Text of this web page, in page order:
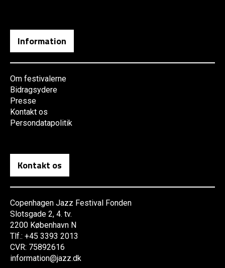
Information
Om festivalerne
Bidragsydere
Presse
Kontakt os
Persondatapolitik
Kontakt os
Copenhagen Jazz Festival Fonden
Slotsgade 2, 4. tv.
2200 København N
Tlf.: +45 3393 2013
CVR: 75892616
information@jazz.dk